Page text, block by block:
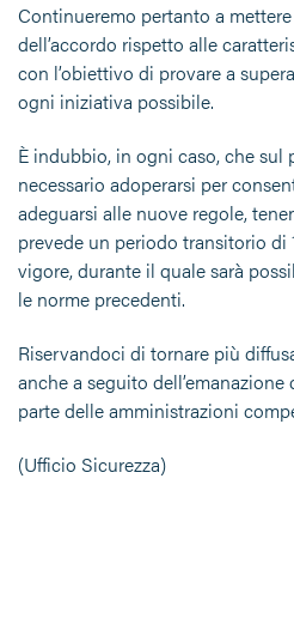
Continueremo pertanto a
dell’accordo rispetto alle
con l’obiettivo di provare a
ogni iniziativa possibile.
È indubbio, in ogni caso, che sul
necessario adoperarsi per
adeguarsi alle nuove regole,
prevede un periodo transitorio di
vigore, durante il quale sarà
le norme precedenti.
Riservandoci di tornare più
anche a seguito
parte delle amministrazioni
(Ufficio Sicurezza)